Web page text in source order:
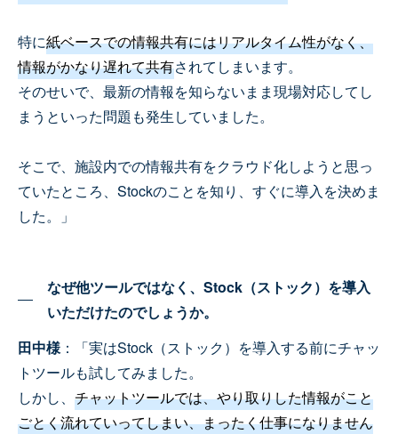
特に紙ベースでの情報共有にはリアルタイム性がなく、
情報がかなり遅れて共有されてしまいます。
そのせいで、最新の情報を知らないまま現場対応してし
まうといった問題も発生していました。
そこで、施設内での情報共有をクラウド化しようと思っ
ていたところ、Stockのことを知り、すぐに導入を決めま
した。」
なぜ他ツールではなく、Stock（ストック）を導入
いただけたのでしょうか。
田中様：「実はStock（ストック）を導入する前にチャッ
トツールも試してみました。
しかし、 チャットツールでは、やり取りした情報がこと
ごとく流れていってしまい、まったく仕事になりません